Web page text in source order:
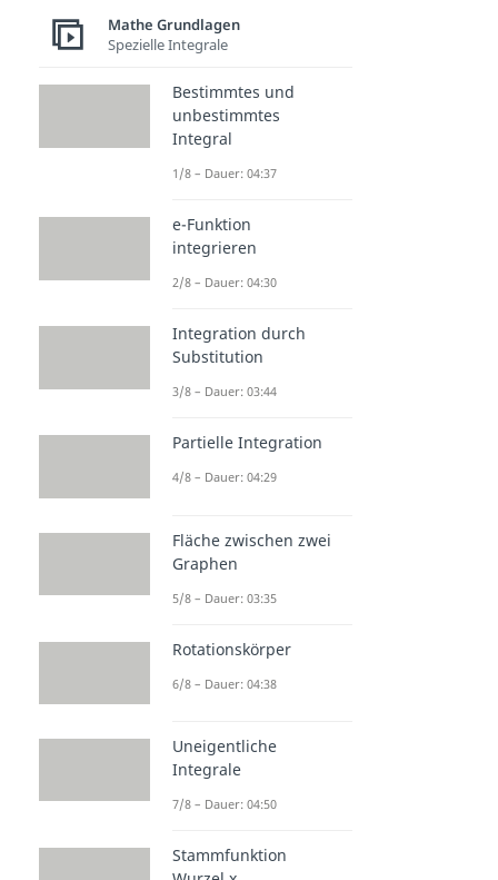
Mathe Grundlagen
Spezielle Integrale
Bestimmtes und
unbestimmtes
Integral
1/8 – Dauer: 04:37
e-Funktion
integrieren
2/8 – Dauer: 04:30
Integration durch
Substitution
3/8 – Dauer: 03:44
Partielle Integration
4/8 – Dauer: 04:29
Fläche zwischen zwei
Graphen
5/8 – Dauer: 03:35
Rotationskörper
6/8 – Dauer: 04:38
Uneigentliche
Integrale
7/8 – Dauer: 04:50
Stammfunktion